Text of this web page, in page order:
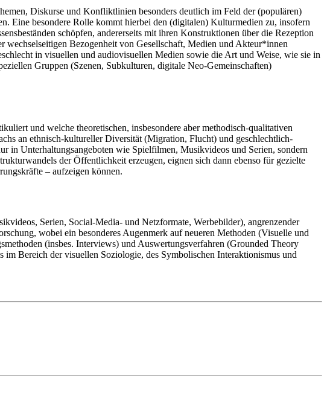
Diskurse und Konfliktlinien besonders deutlich im Feld der (populären)
Eine besondere Rolle kommt hierbei den (digitalen) Kulturmedien zu, insofern
schöpfen, andererseits mit ihren Konstruktionen über die Rezeption
Bezogenheit von Gesellschaft, Medien und Akteur*innen
in visuellen und audiovisuellen Medien sowie die Art und Weise, wie sie in
Gruppen (Szenen, Subkulturen, digitale Neo-Gemeinschaften)
und welche theoretischen, insbesondere aber methodisch-qualitativen
an ethnisch-kultureller Diversität (Migration, Flucht) und geschlechtlich-
in Unterhaltungsangeboten wie Spielfilmen, Musikvideos und Serien, sondern
der Öffentlichkeit erzeugen, eignen sich dann ebenso für gezielte
– aufzeigen können.
Serien, Social-Media- und Netzformate, Werbebilder), angrenzender
wobei ein besonderes Augenmerk auf neueren Methoden (Visuelle und
(insbes. Interviews) und Auswertungsverfahren (Grounded Theory
Bereich der visuellen Soziologie, des Symbolischen Interaktionismus und